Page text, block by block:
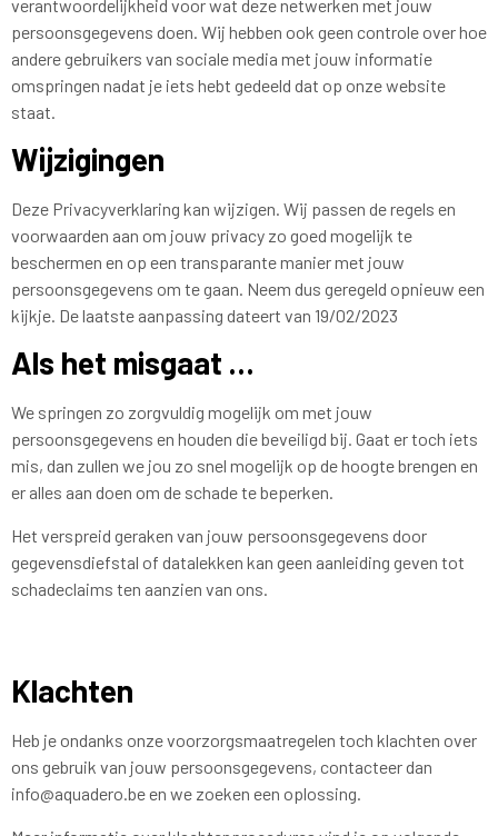
verantwoordelijkheid voor wat deze netwerken met jouw
persoonsgegevens doen. Wij hebben ook geen controle over hoe
andere gebruikers van sociale media met jouw informatie
omspringen nadat je iets hebt gedeeld dat op onze website
staat.
Wijzigingen
Deze Privacyverklaring kan wijzigen. Wij passen de regels en
voorwaarden aan om jouw privacy zo goed mogelijk te
beschermen en op een transparante manier met jouw
persoonsgegevens om te gaan. Neem dus geregeld opnieuw een
kijkje. De laatste aanpassing dateert van 19/02/2023
Als het misgaat …
We springen zo zorgvuldig mogelijk om met jouw
persoonsgegevens en houden die beveiligd bij. Gaat er toch iets
mis, dan zullen we jou zo snel mogelijk op de hoogte brengen en
er alles aan doen om de schade te beperken.
Het verspreid geraken van jouw persoonsgegevens door
gegevensdiefstal of datalekken kan geen aanleiding geven tot
schadeclaims ten aanzien van ons.
Klachten
Heb je ondanks onze voorzorgsmaatregelen toch klachten over
ons gebruik van jouw persoonsgegevens, contacteer dan
info@aquadero.be en we zoeken een oplossing.